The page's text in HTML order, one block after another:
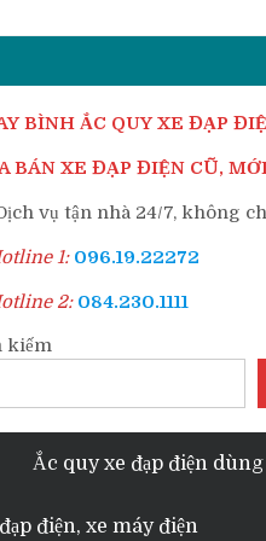
BÌNH ẮC QUY XE ĐẠP
BÁN XE ĐẠP ĐIỆN CŨ,
vụ tận nhà 24/7, không
1: 096.19.22272
2: 084.230.1111
kiếm
Ắc quy xe đạp điện dùng
điện, xe máy điện